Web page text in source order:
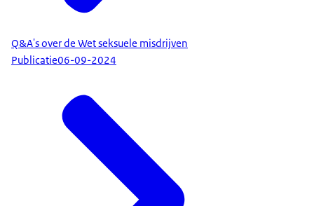
Q&A's over de Wet seksuele misdrijven
Publicatie06-09-2024